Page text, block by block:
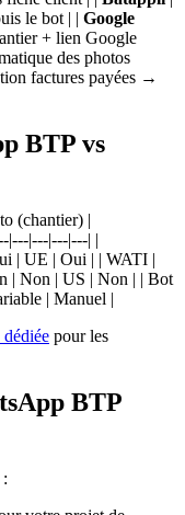
le bot | | Google
+ lien Google
des photos
factures payées →
BTP vs
(chantier) |
|---|---|---|---| |
| UE | Oui | | WATI |
| Non | US | Non | | Bot
| Manuel |
pour les
BTP
: